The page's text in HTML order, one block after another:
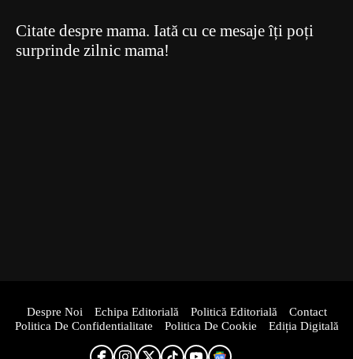
Citate despre mama. Iată cu ce mesaje îți poți
surprinde zilnic mama!
Despre Noi Echipa Editorială Politică Editorială
Contact
Politica De Confidentialitate
Politica De Cookie Ediția Digitală